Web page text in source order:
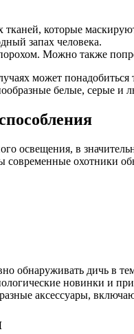
которые
запах человека.
Можно также
может
белые, серые и
освещения, в
современные
обнаруживать дичь в
новинки и
аксессуары,